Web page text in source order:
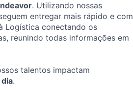
. Utilizando nossas
entregar mais rápido e com
Logística conectando os
reunindo todas informações em
talentos impactam
.